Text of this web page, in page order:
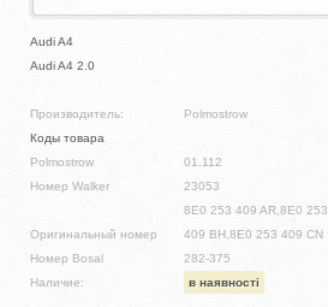
Audi A4
Audi A4 2.0
Производитель:
Polmostrow
Коды товара
Polmostrow
01.112
Номер Walker
23053
Оригинальный номер
8E0 253 409 AR,8E0 253
409 BH,8E0 253 409 CN
Номер Bosal
282-375
Наличие:
в наявності